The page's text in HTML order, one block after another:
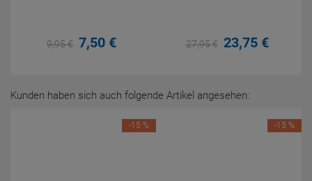
9,95€ 7,50 € 27,95€ 23,75 €
Kunden haben sich auch folgende Artikel angesehen:
-15 % -15 %